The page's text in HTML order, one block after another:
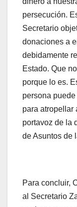
persecución.
Secretario
donaciones a
debidamente
Estado. Que
porque lo es.
persona
para atropellar
portavoz de la
de Asuntos de
Para concluir,
al Secretario